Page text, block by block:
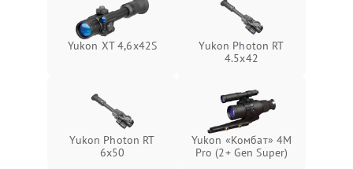
Yukon XT 4,6x42S
Yukon Photon RT
4.5x42
Yukon Photon RT
6x50
Yukon «Комбат» 4M
Pro (2+ Gen Super)